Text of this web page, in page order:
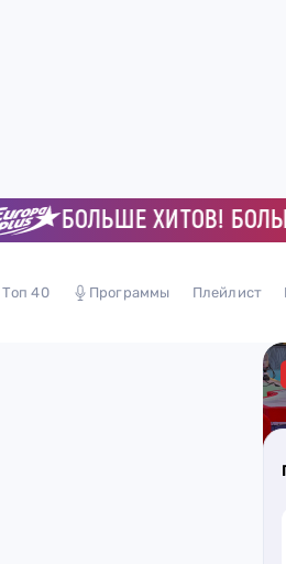
БОЛЬШЕ ХИТОВ! БОЛЬШЕ
40 Программы Плейлист